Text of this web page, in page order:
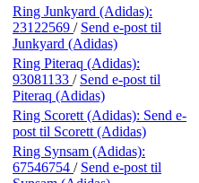
Ring Junkyard (Adidas):
23122569 / Send e-post til
Junkyard (Adidas)
Ring Piteraq (Adidas):
93081133 / Send e-post til
Piteraq (Adidas)
Ring Scorett (Adidas): Send e-
post til Scorett (Adidas)
Ring Synsam (Adidas):
67546754 / Send e-post til